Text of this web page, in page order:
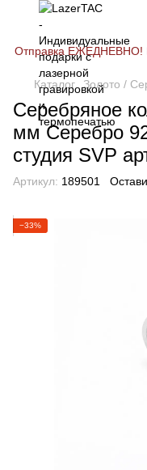
Отправка ЕЖЕДНЕВНО!
Каталог Золото /
Серебряное
мм Серебро
студия SVP
Артикул: 189501
−33%